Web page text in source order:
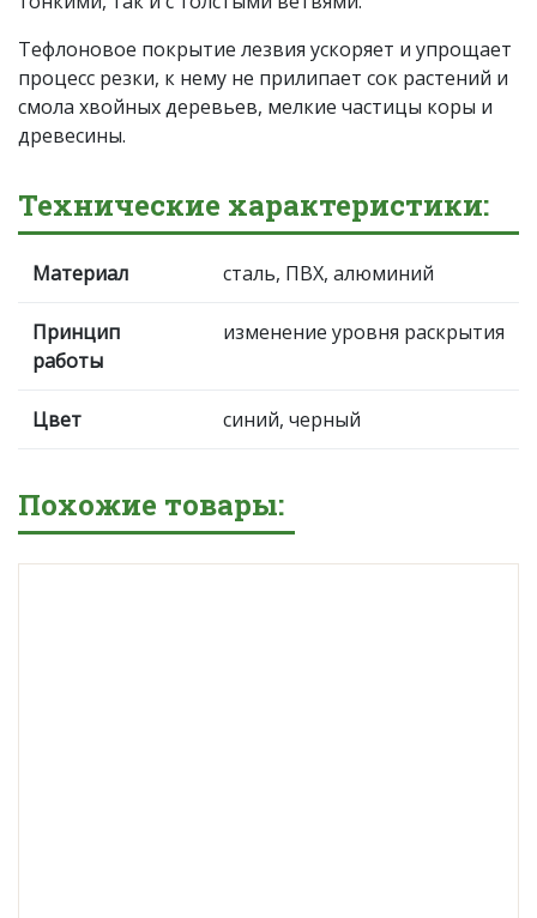
Тефлоновое покрытие лезвия ускоряет и упрощает
процесс резки, к нему не прилипает сок растений и
смола хвойных деревьев, мелкие частицы коры и
древесины.
Технические характеристики:
Материал сталь, ПВХ, алюминий
Принцип
работы
изменение уровня раскрытия
Цвет синий, черный
Похожие товары: